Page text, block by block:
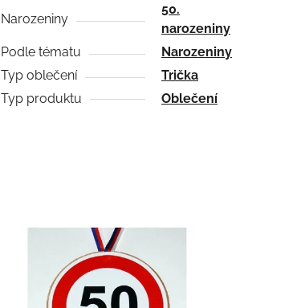
Narozeniny
50.
narozeniny
Podle tématu
Narozeniny
Typ oblečení
Trička
Typ produktu
Oblečení